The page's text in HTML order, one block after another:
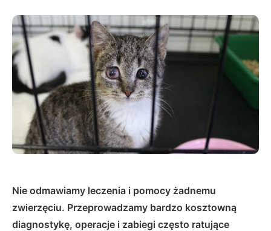
Nie odmawiamy leczenia i pomocy żadnemu
zwierzęciu. Przeprowadzamy bardzo kosztowną
diagnostykę, operacje i zabiegi często ratujące